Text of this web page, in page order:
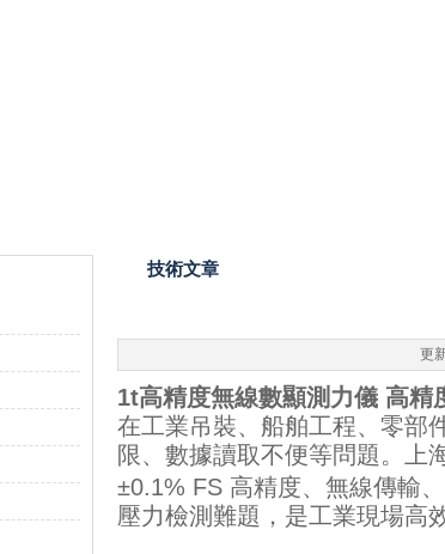
技術文章
更
1t高精度無線數顯測力儀 高精
在工業吊裝、船舶工程、零部
限、數據讀取不便等問題。上
±0.1% FS 高精度、無線傳輸
壓力檢測難題，是工業現場高